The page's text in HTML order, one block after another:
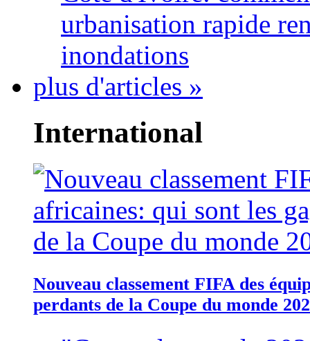
urbanisation rapide
inondations
plus d'articles »
International
Nouveau classement FIFA des
perdants de la Coupe du monde